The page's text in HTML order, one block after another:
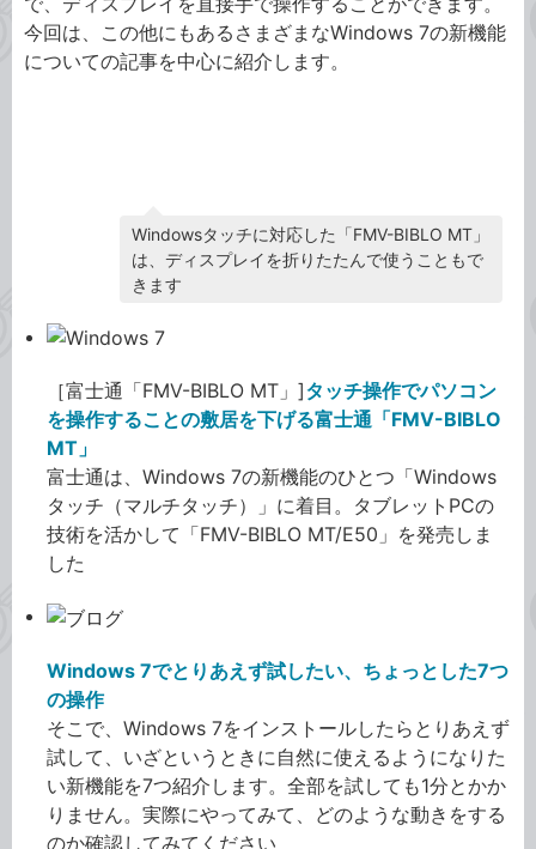
今回は、この他にもあるさまざまなWindows 7の新機能
についての記事を中心に紹介します。
Windowsタッチに対応した「FMV-BIBLO MT」
は、ディスプレイを折りたたんで使うこともで
きます
［富士通「FMV-BIBLO MT」]タッチ操作でパソコン
を操作することの敷居を下げる富士通「FMV-BIBLO
MT」
富士通は、Windows 7の新機能のひとつ「Windows
タッチ（マルチタッチ）」に着目。タブレットPCの
技術を活かして「FMV-BIBLO MT/E50」を発売しま
した
Windows 7でとりあえず試したい、ちょっとした7つ
の操作
そこで、Windows 7をインストールしたらとりあえず
試して、いざというときに自然に使えるようになりた
い新機能を7つ紹介します。全部を試しても1分とかか
りません。実際にやってみて、どのような動きをする
のか確認してみてください